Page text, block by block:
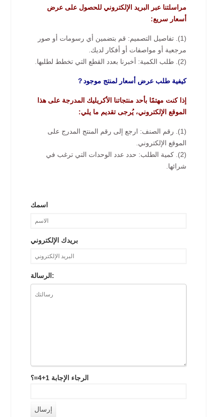
مراسلتنا عبر البريد الإلكتروني للحصول على عرض
أسعار سريع:
(1). تفاصيل التصميم: قم بتضمين أي رسومات أو صور
مرجعية أو مواصفات أو أفكار لديك.
(2). طلب الكمية: أخبرنا بعدد القطع التي تخطط لطلبها.
كيفية طلب عرض أسعار لمنتج موجود？
إذا كنت مهتمًا بأحد منتجاتنا الأكريليك المدرجة على هذا
الموقع الإلكتروني، يُرجى تقديم ما يلي:
(1). رقم الصنف: ارجع إلى رقم المنتج المدرج على
الموقع الإلكتروني.
(2). كمية الطلب: حدد عدد الوحدات التي ترغب في
شرائها.
اسمك
بريدك الإلكتروني
الرسالة:
الرجاء الإجابة 1+4=؟